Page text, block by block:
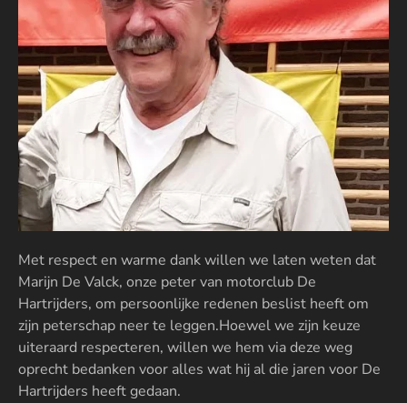
Met respect en warme dank willen we laten weten dat
Marijn De Valck, onze peter van motorclub De
Hartrijders, om persoonlijke redenen beslist heeft om
zijn peterschap neer te leggen.Hoewel we zijn keuze
uiteraard respecteren, willen we hem via deze weg
oprecht bedanken voor alles wat hij al die jaren voor De
Hartrijders heeft gedaan.